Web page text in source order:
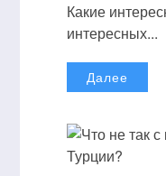
Какие
интересных...
Далее